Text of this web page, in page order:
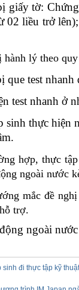
giấy tờ:
02 liều trở lên)
hành lý theo
que test
test nhanhở
sinh thực hiện
hợp, thực
ngoài nước
mắc đề
trợ.
ngoài
sinh đi thực tập kỹ